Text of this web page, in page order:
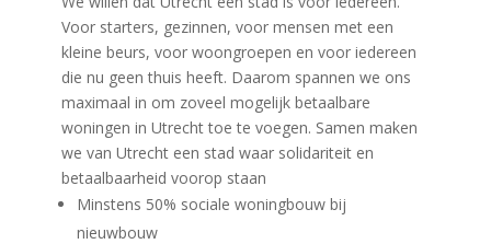
Voor starters, gezinnen, voor mensen met een
kleine beurs, voor woongroepen en voor iedereen
die nu geen thuis heeft. Daarom spannen we ons
maximaal in om zoveel mogelijk betaalbare
woningen in Utrecht toe te voegen. Samen maken
we van Utrecht een stad waar solidariteit en
betaalbaarheid voorop staan
Minstens 50% sociale woningbouw bij
nieuwbouw